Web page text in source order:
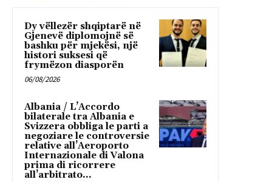
Dy vëllezër shqiptarë në
Gjenevë diplomojnë së
bashku për mjekësi, një
histori suksesi që
frymëzon diasporën
06/08/2026
Albania / L’Accordo
bilaterale tra Albania e
Svizzera obbliga le parti a
negoziare le controversie
relative all’Aeroporto
Internazionale di Valona
prima di ricorrere
all’arbitrato...